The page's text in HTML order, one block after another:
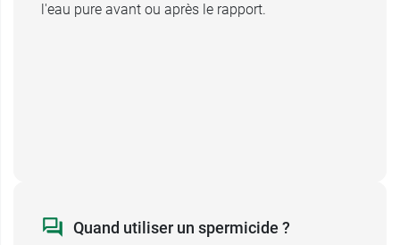
de Pharmatex spermicide crème
crème Pharmatex 1,2 %
utilisation et nécessite son emploi à chaque
l'eau pure avant ou après le rapport.
Quand utiliser un spermicide ?